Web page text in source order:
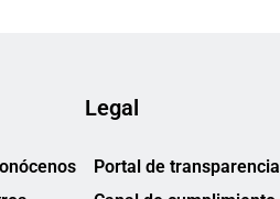
Legal
Portal de transparencia